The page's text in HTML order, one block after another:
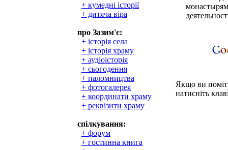
+ кумедні історії
+ дитяча віра
про Зазим'є:
+ історія села
+ історія храму
+ аудіоісторія
+ сьогодення
+ паломництва
+ фотогалерея
+ координати храму
+ реквізити храму
спілкування:
+ форум
+ гостинна книга
Якщо ви
натисніть